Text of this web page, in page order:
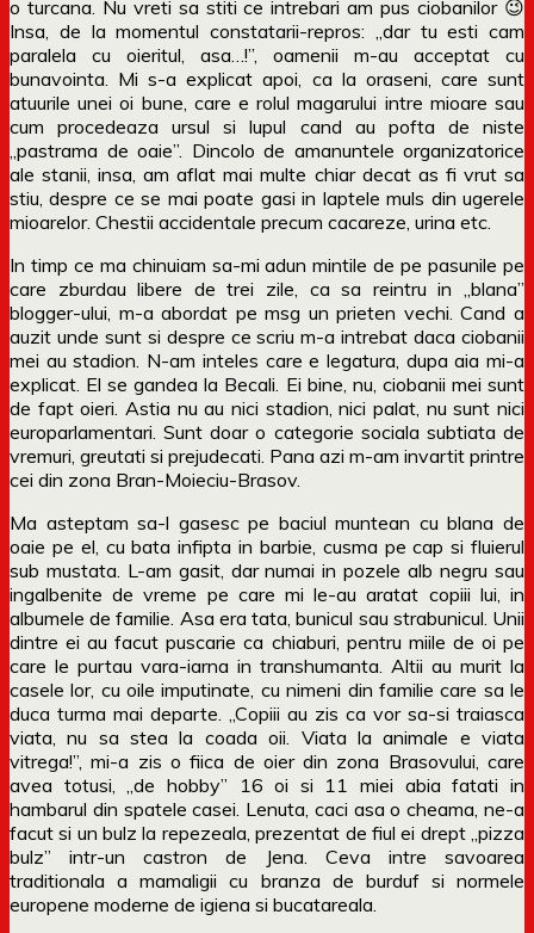
o turcana. Nu vreti sa stiti ce intrebari am pus ciobanilor 😉
Insa, de la momentul constatarii-repros: „dar tu esti cam
paralela cu oieritul, asa…!”, oamenii m-au acceptat cu
bunavointa. Mi s-a explicat apoi, ca la oraseni, care sunt
atuurile unei oi bune, care e rolul magarului intre mioare sau
cum procedeaza ursul si lupul cand au pofta de niste
„pastrama de oaie”. Dincolo de amanuntele organizatorice
ale stanii, insa, am aflat mai multe chiar decat as fi vrut sa
stiu, despre ce se mai poate gasi in laptele muls din ugerele
mioarelor. Chestii accidentale precum cacareze, urina etc.
In timp ce ma chinuiam sa-mi adun mintile de pe pasunile pe
care zburdau libere de trei zile, ca sa reintru in „blana”
blogger-ului, m-a abordat pe msg un prieten vechi. Cand a
auzit unde sunt si despre ce scriu m-a intrebat daca ciobanii
mei au stadion. N-am inteles care e legatura, dupa aia mi-a
explicat. El se gandea la Becali. Ei bine, nu, ciobanii mei sunt
de fapt oieri. Astia nu au nici stadion, nici palat, nu sunt nici
europarlamentari. Sunt doar o categorie sociala subtiata de
vremuri, greutati si prejudecati. Pana azi m-am invartit printre
cei din zona Bran-Moieciu-Brasov.
Ma asteptam sa-l gasesc pe baciul muntean cu blana de
oaie pe el, cu bata infipta in barbie, cusma pe cap si fluierul
sub mustata. L-am gasit, dar numai in pozele alb negru sau
ingalbenite de vreme pe care mi le-au aratat copiii lui, in
albumele de familie. Asa era tata, bunicul sau strabunicul. Unii
dintre ei au facut puscarie ca chiaburi, pentru miile de oi pe
care le purtau vara-iarna in transhumanta. Altii au murit la
casele lor, cu oile imputinate, cu nimeni din familie care sa le
duca turma mai departe. „Copiii au zis ca vor sa-si traiasca
viata, nu sa stea la coada oii. Viata la animale e viata
vitrega!”, mi-a zis o fiica de oier din zona Brasovului, care
avea totusi, „de hobby” 16 oi si 11 miei abia fatati in
hambarul din spatele casei. Lenuta, caci asa o cheama, ne-a
facut si un bulz la repezeala, prezentat de fiul ei drept „pizza
bulz” intr-un castron de Jena. Ceva intre savoarea
traditionala a mamaligii cu branza de burduf si normele
europene moderne de igiena si bucatareala.